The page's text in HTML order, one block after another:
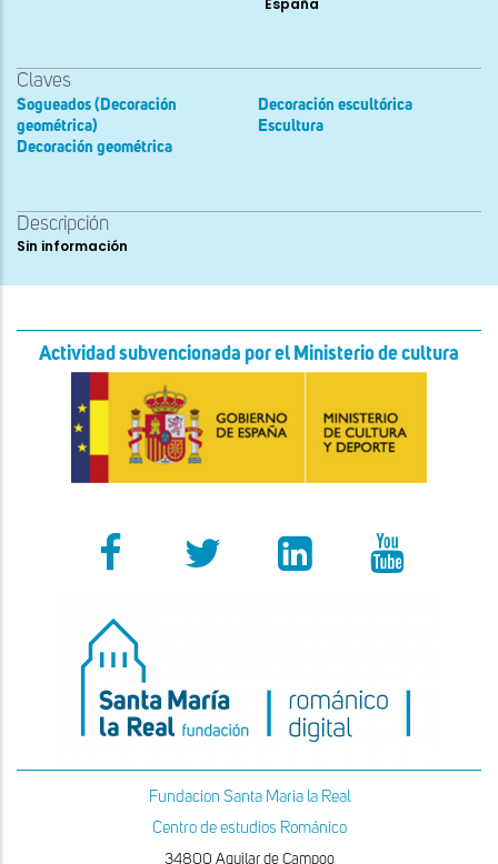
Claves
Sogueados (Decoración
geométrica)
Decoración geométrica
Decoración escultórica
Escultura
Descripción
Sin información
Actividad subvencionada por el Ministerio de cultura
Fundacion Santa Maria la Real
Centro de estudios Románico
34800 Aguilar de Campoo